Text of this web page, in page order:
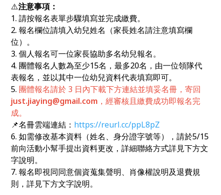
⚠️注意事項：
1. 請按報名表單步驟填寫並完成繳費。
2. 報名欄位請填入幼兒姓名（家長姓名請注意填寫欄
位）。
3. 個人報名可一位家長協助多名幼兒報名。
4. 團體報名人數為至少15名，最多20名，由一位領隊代
表報名，並以其中一位幼兒資料代表填寫即可。
5. 團體報名請於 3 日內下載下方連結並填妥名冊，寄回
just.jiaying@gmail.com ，經審核且繳費成功即報名完
成。
📌名冊雲端連結： https://reurl.cc/ppL8pZ
6. 如需修改基本資料（姓名、身分證字號等），請於5/15
前向活動小幫手提出資料更改，詳細聯絡方式詳見下方文
字說明。
7. 報名即視同同意個資蒐集聲明、肖像權說明及退費規
則，詳見下方文字說明。